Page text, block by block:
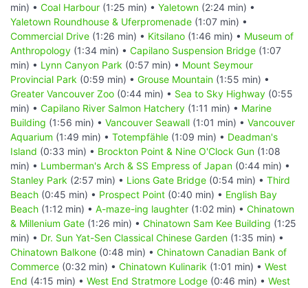
min) • Coal Harbour (1:25 min) • Yaletown (2:24 min) •
Yaletown Roundhouse & Uferpromenade (1:07 min) •
Commercial Drive (1:26 min) • Kitsilano (1:46 min) • Museum of
Anthropology (1:34 min) • Capilano Suspension Bridge (1:07
min) • Lynn Canyon Park (0:57 min) • Mount Seymour
Provincial Park (0:59 min) • Grouse Mountain (1:55 min) •
Greater Vancouver Zoo (0:44 min) • Sea to Sky Highway (0:55
min) • Capilano River Salmon Hatchery (1:11 min) • Marine
Building (1:56 min) • Vancouver Seawall (1:01 min) • Vancouver
Aquarium (1:49 min) • Totempfähle (1:09 min) • Deadman's
Island (0:33 min) • Brockton Point & Nine O'Clock Gun (1:08
min) • Lumberman's Arch & SS Empress of Japan (0:44 min) •
Stanley Park (2:57 min) • Lions Gate Bridge (0:54 min) • Third
Beach (0:45 min) • Prospect Point (0:40 min) • English Bay
Beach (1:12 min) • A-maze-ing laughter (1:02 min) • Chinatown
& Millenium Gate (1:26 min) • Chinatown Sam Kee Building (1:25
min) • Dr. Sun Yat-Sen Classical Chinese Garden (1:35 min) •
Chinatown Balkone (0:48 min) • Chinatown Canadian Bank of
Commerce (0:32 min) • Chinatown Kulinarik (1:01 min) • West
End (4:15 min) • West End Stratmore Lodge (0:46 min) • West